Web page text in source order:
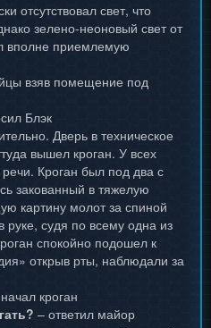
отсутствовал свет, что
зелено-неоновый свет от
вполне приемлемую
взяв помещение под
Блэк
Дверь в техническое
вышел кроган. У всех
Кроган был под два с
закованный в тяжелую
картину молот за спиной
судя по всему одна из
спокойно подошел к
открыв рты, наблюдали за
кроган
– ответил майор